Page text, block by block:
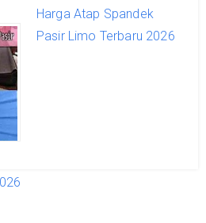
Harga Atap Spandek
Pasir Limo Terbaru 2026